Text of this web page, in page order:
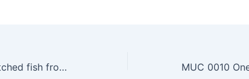
KED 0021 Cat snatched fish from a local fisherman